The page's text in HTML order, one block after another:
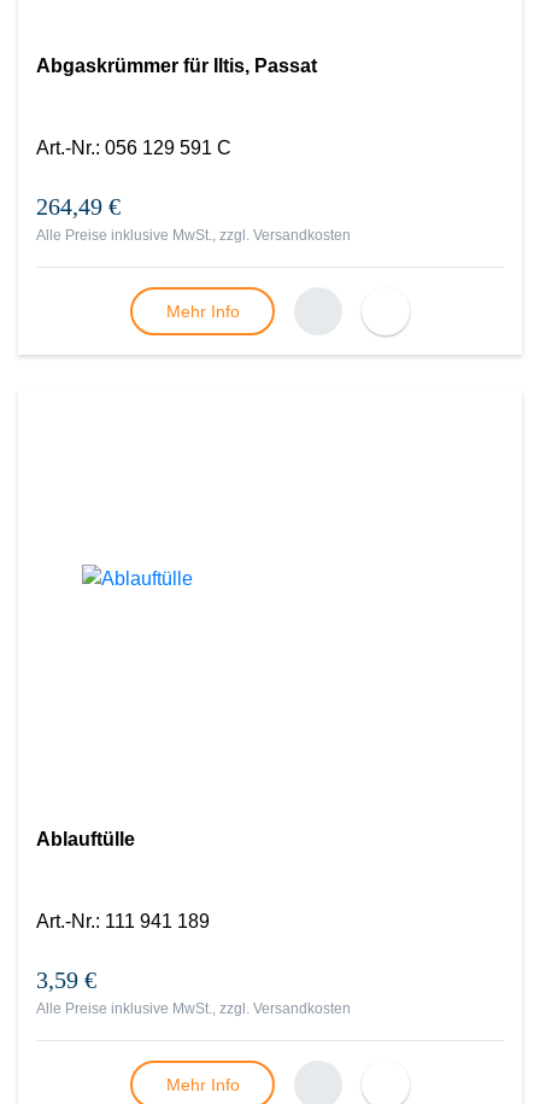
Abgaskrümmer für Iltis, Passat
Art.-Nr.: 056 129 591 C
264,49 €
Alle Preise inklusive MwSt., zzgl. Versandkosten
Mehr Info
Ablauftülle
Art.-Nr.: 111 941 189
3,59 €
Alle Preise inklusive MwSt., zzgl. Versandkosten
Mehr Info